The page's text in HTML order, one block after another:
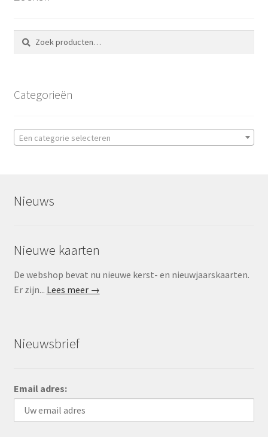
Zoeken
naar:
Zoeken
Categorieën
Een categorie selecteren
Nieuws
Nieuwe kaarten
De webshop bevat nu nieuwe kerst- en nieuwjaarskaarten.
Er zijn... Lees meer →
Nieuwsbrief
Email adres: